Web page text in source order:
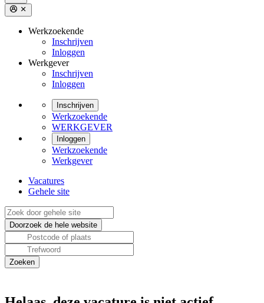
Werkzoekende
Inschrijven
Inloggen
Werkgever
Inschrijven
Inloggen
Inschrijven
Werkzoekende
WERKGEVER
Inloggen
Werkzoekende
Werkgever
Vacatures
Gehele site